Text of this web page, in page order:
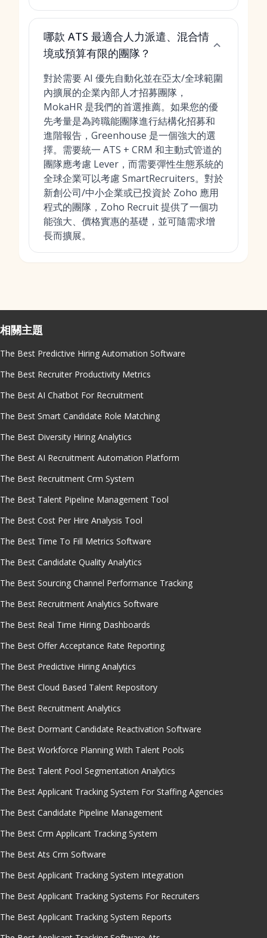
哪款 ATS 最適合人力派遣、混合情
境或預算有限的團隊？
對於需要 AI 優先自動化並在亞太/全球範圍
內擴展的企業內部人才招募團隊，
MokaHR 是我們的首選推薦。如果您的優
先考量是為跨職能團隊進行結構化招募和
進階報告，Greenhouse 是一個強大的選
擇。需要統一 ATS + CRM 和主動式管道的
團隊應考慮 Lever，而需要彈性生態系統的
全球企業可以考慮 SmartRecruiters。對於
新創公司/中小企業或已投資於 Zoho 應用
程式的團隊，Zoho Recruit 提供了一個功
能強大、價格實惠的基礎，並可隨需求增
長而擴展。
相關主題
The Best Predictive Hiring Automation Software
The Best Recruiter Productivity Metrics
The Best AI Chatbot For Recruitment
The Best Smart Candidate Role Matching
The Best Diversity Hiring Analytics
The Best AI Recruitment Automation Platform
The Best Recruitment Crm System
The Best Talent Pipeline Management Tool
The Best Cost Per Hire Analysis Tool
The Best Time To Fill Metrics Software
The Best Candidate Quality Analytics
The Best Sourcing Channel Performance Tracking
The Best Recruitment Analytics Software
The Best Real Time Hiring Dashboards
The Best Offer Acceptance Rate Reporting
The Best Predictive Hiring Analytics
The Best Cloud Based Talent Repository
The Best Recruitment Analytics
The Best Dormant Candidate Reactivation Software
The Best Workforce Planning With Talent Pools
The Best Talent Pool Segmentation Analytics
The Best Applicant Tracking System For Staffing Agencies
The Best Candidate Pipeline Management
The Best Crm Applicant Tracking System
The Best Ats Crm Software
The Best Applicant Tracking System Integration
The Best Applicant Tracking Systems For Recruiters
The Best Applicant Tracking System Reports